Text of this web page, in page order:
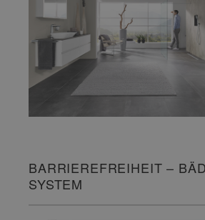
BARRIEREFREIHEIT –
SYSTEM